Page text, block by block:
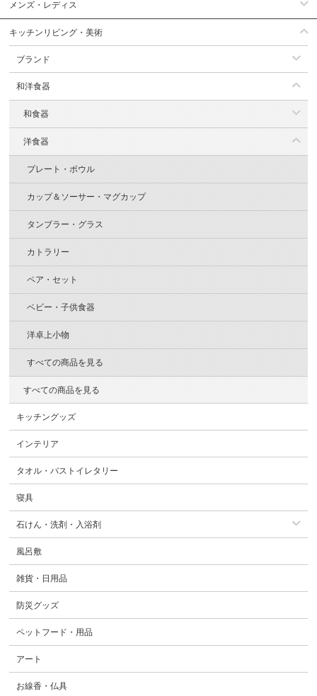
メンズ・レディス
キッチンリビング・美術
ブランド
和洋食器
和食器
洋食器
プレート・ボウル
カップ＆ソーサー・マグカップ
タンブラー・グラス
カトラリー
ペア・セット
ベビー・子供食器
洋卓上小物
すべての商品を見る
すべての商品を見る
キッチングッズ
インテリア
タオル・バストイレタリー
寝具
石けん・洗剤・入浴剤
風呂敷
雑貨・日用品
防災グッズ
ペットフード・用品
アート
お線香・仏具